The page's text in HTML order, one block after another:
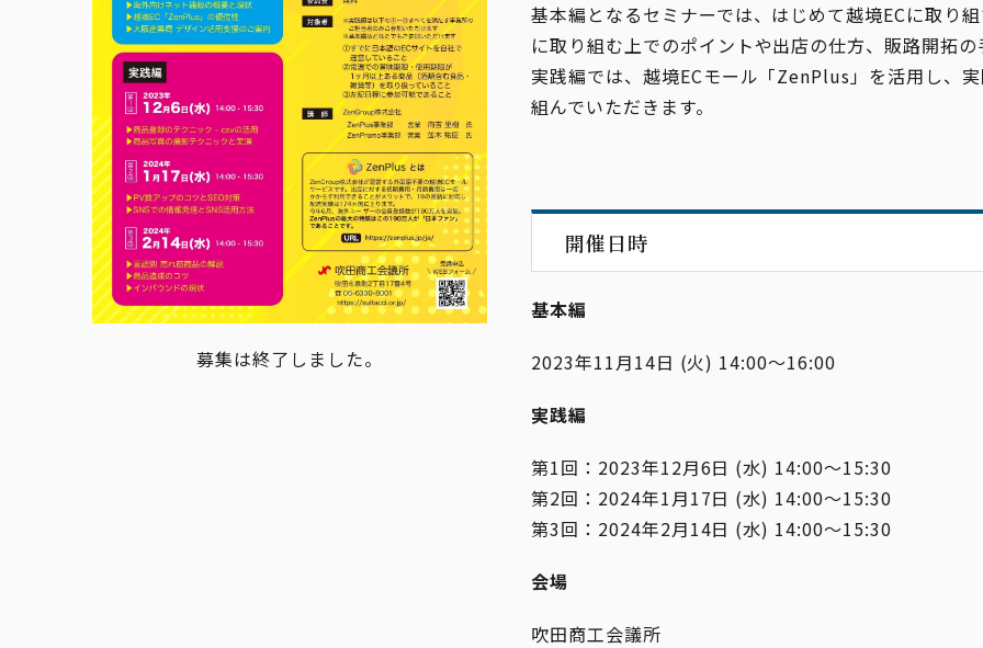
募集は終了しました。
基本編となるセミナーでは、はじめて越境ECに取り
に取り組む上でのポイントや出店の仕方、販路開拓
実践編では、越境ECモール「ZenPlus」を活用し、
組んでいただきます。
開催日時
基本編
2023年11月14日 (火) 14:00〜16:00
実践編
第1回：2023年12月6日 (水) 14:00〜15:30
第2回：2024年1月17日 (水) 14:00〜15:30
第3回：2024年2月14日 (水) 14:00〜15:30
会場
吹田商工会議所